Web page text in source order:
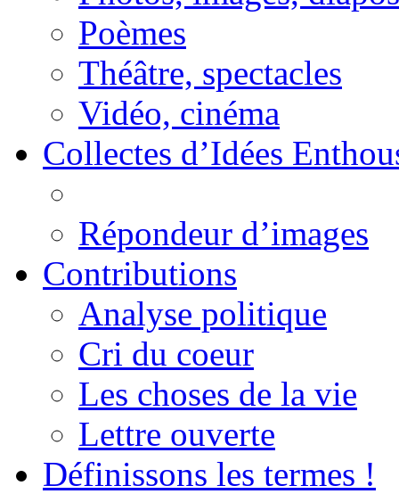
Poèmes
Théâtre, spectacles
Vidéo, cinéma
Collectes d’Idées
Répondeur d’images
Contributions
Analyse politique
Cri du coeur
Les choses de la vie
Lettre ouverte
Définissons les termes !